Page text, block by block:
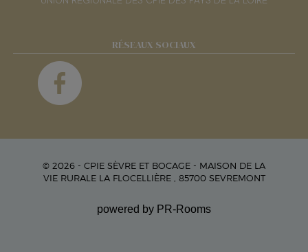
RÉSEAUX SOCIAUX
© 2026 - CPIE SÈVRE ET BOCAGE - MAISON DE LA
VIE RURALE LA FLOCELLIÈRE , 85700 SEVREMONT
powered by PR-Rooms